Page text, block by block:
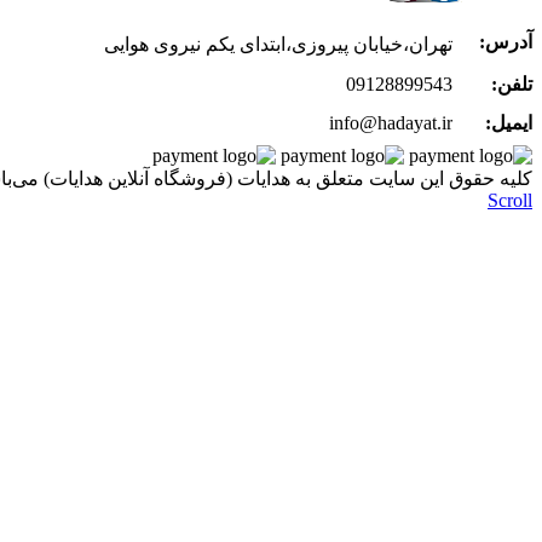
آدرس:
تهران،خیابان پیروزی،ابتدای یکم نیروی هوایی
تلفن:
09128899543
ایمیل:
info@hadayat.ir
کليه حقوق اين سايت متعلق به هدایات (فروشگاه آنلاین هدایات)
Scroll